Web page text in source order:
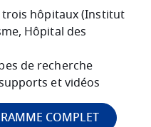
trois hôpitaux (Institut
Hôpital des
de recherche
et vidéos
COMPLET